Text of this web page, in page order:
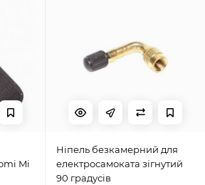
Mi
Ніпель безкамерний для
електросамоката зігнутий
90 градусів